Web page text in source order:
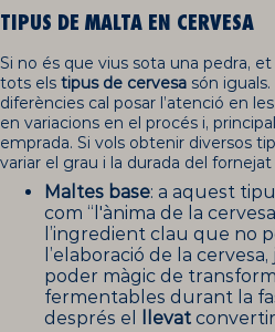
TIPUS DE MALTA EN CERVESA
Si no és que vius sota una pedra,
tots els tipus de cervesa són
diferències cal posar l’atenció en
en variacions en el procés i,
emprada. Si vols obtenir diversos
variar el grau i la durada del
Maltes base: a aquest
com “l'ànima de la
l’ingredient clau que no
l’elaboració de la
poder màgic de
fermentables durant la
després el
llevat